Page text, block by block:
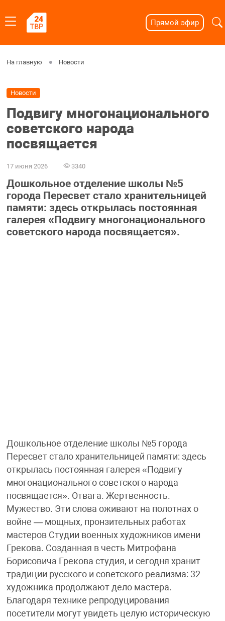
Прямой эфир
На главную Новости
Новости
Подвигу многонационального
советского народа
посвящается
17 июня 2026 3340
Дошкольное отделение школы №5
города Пересвет стало хранительницей
памяти: здесь открылась постоянная
галерея «Подвигу многонационального
советского народа посвящается».
Дошкольное отделение школы №5 города
Пересвет стало хранительницей памяти: здесь
открылась постоянная галерея «Подвигу
многонационального советского народа
посвящается». Отвага. Жертвенность.
Мужество. Эти слова оживают на полотнах о
войне — мощных, пронзительных работах
мастеров Студии военных художников имени
Грекова. Созданная в честь Митрофана
Борисовича Грекова студия, и сегодня хранит
традиции русского и советского реализма: 32
художника продолжают дело мастера.
Благодаря технике репродуцирования
посетители могут увидеть целую историческую